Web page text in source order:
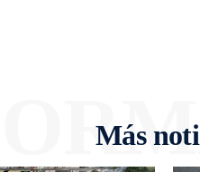
Más